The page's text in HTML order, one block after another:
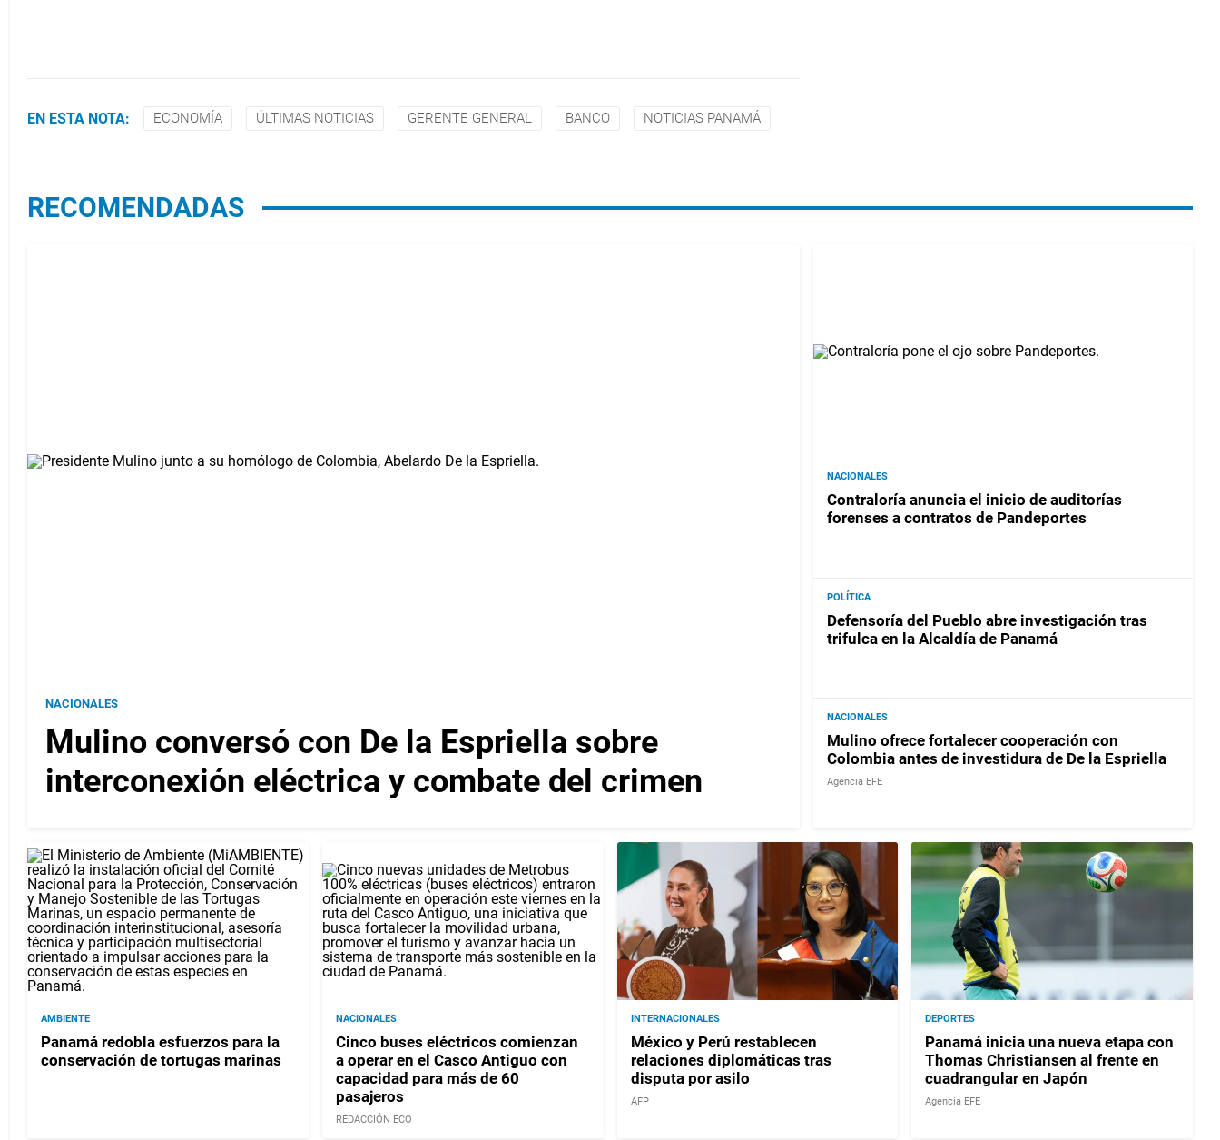
EN ESTA NOTA: ECONOMÍA ÚLTIMAS NOTICIAS GERENTE GENERAL BANCO NOTICIAS PANAMÁ
RECOMENDADAS
NACIONALES
Mulino conversó con De la Espriella sobre
interconexión eléctrica y combate del crimen
NACIONALES
Contraloría anuncia el inicio de auditorías
forenses a contratos de Pandeportes
POLÍTICA
Defensoría del Pueblo abre investigación tras
trifulca en la Alcaldía de Panamá
NACIONALES
Mulino ofrece fortalecer cooperación con
Colombia antes de investidura de De la Espriella
Agencia EFE
AMBIENTE
Panamá redobla esfuerzos para la
conservación de tortugas marinas
NACIONALES
Cinco buses eléctricos comienzan
a operar en el Casco Antiguo con
capacidad para más de 60
pasajeros
REDACCIÓN ECO
INTERNACIONALES
México y Perú restablecen
relaciones diplomáticas tras
disputa por asilo
AFP
DEPORTES
Panamá inicia una nueva etapa con
Thomas Christiansen al frente en
cuadrangular en Japón
Agencia EFE